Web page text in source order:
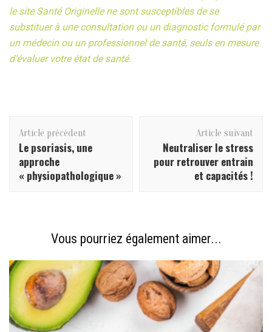
le site Santé Originelle ne sont susceptibles de se
substituer à une consultation ou un diagnostic formulé par
un médecin ou un professionnel de santé, seuls en mesure
d’évaluer votre état de santé.
d'article
Article précédent
Le psoriasis, une
approche
« physiopathologique »
Article suivant
Neutraliser le stress
pour retrouver entrain
et capacités !
Vous pourriez également aimer...